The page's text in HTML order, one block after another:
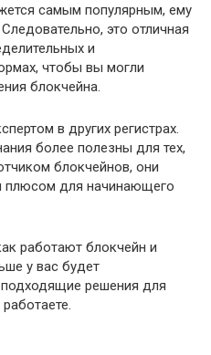
самым популярным, ему
это отличная
и
чтобы вы могли
блокчейна.
в других регистрах.
более полезны для тех,
блокчейнов, они
плюсом для начинающего
работают блокчейн и
у вас будет
решения для